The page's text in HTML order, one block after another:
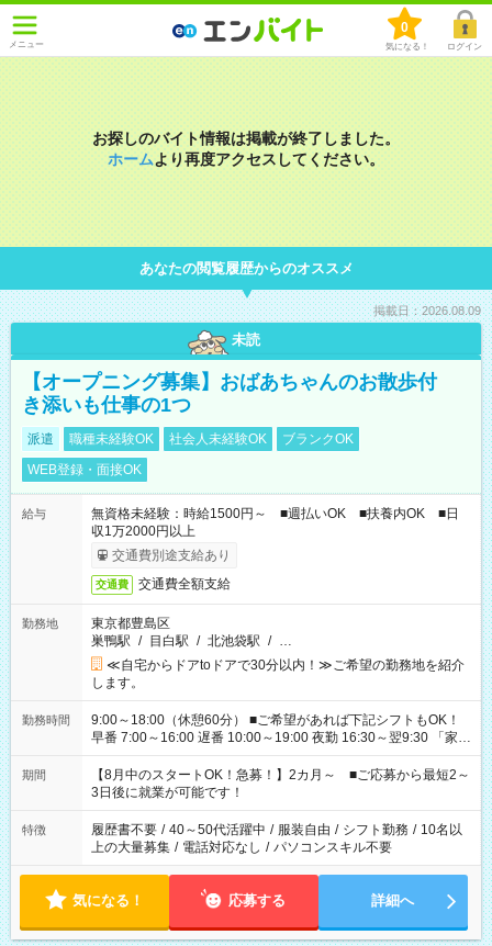
メニュー
0
気になる！ ログイン
お探しのバイト情報は掲載が終了しました。
ホームより再度アクセスしてください。
あなたの閲覧履歴からのオススメ
掲載日：2026.08.09
未読
【オープニング募集】おばあちゃんのお散歩付
き添いも仕事の1つ
派遣 職種未経験OK 社会人未経験OK
ブランクOK
WEB登録・面接OK
給与
無資格未経験：時給1500円～ ■週払いOK ■扶養内OK ■日
収1万2000円以上
交通費別途支給あり
交通費 交通費全額支給
勤務地
東京都豊島区
巣鴨駅 / 目白駅 / 北池袋駅 / …
≪自宅からドアtoドアで30分以内！≫ご希望の勤務地を紹介
します。
勤務時間
9:00～18:00（休憩60分） ■ご希望があれば下記シフトもOK！
早番 7:00～16:00 遅番 10:00～19:00 夜勤 16:30～翌9:30 「家族
と休みを合わせたい」 「余裕を持って夕飯の準備がしたい」
「できれば残業はしたくない」 など、ご希望を教えてください
ね。 ※Wワーク希望の方へ 今ご覧のお仕事で希望する勤務時間
と、もう1つのお仕事の勤務時間。 合計で週40時間を超える場
合は応募できません。
期間
【8月中のスタートOK！急募！】2カ月～ ■ご応募から最短2～
3日後に就業が可能です！
特徴 履歴書不要 / 40～50代活躍中 / 服装自由 / シフト勤務 / 10名以
上の大量募集 / 電話対応なし / パソコンスキル不要
気になる！ 応募する 詳細へ